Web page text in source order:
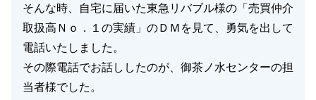
そんな時、自宅に届いた東急リバブル様の「売買仲介
取扱高Ｎｏ．１の実績」のＤＭを見て、勇気を出して
電話いたしました。
その際電話でお話ししたのが、御茶ノ水センターの担
当者様でした。